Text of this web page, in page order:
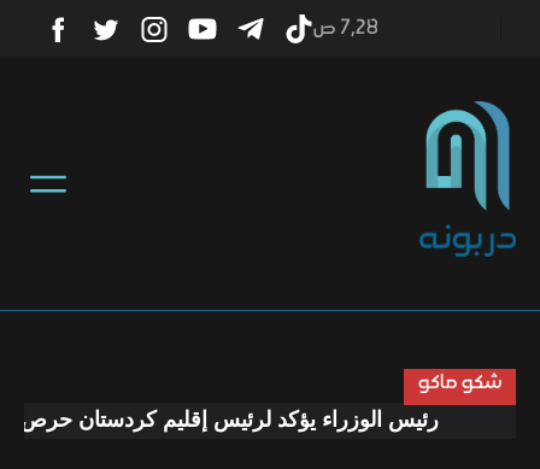
أخبار
رياضة
صحة
7٫28 ص
شكو ماكو
رئيس الوزراء يؤكد لرئيس إقليم كردستان حرص